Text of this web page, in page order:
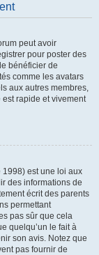
peut avoir
pour poster des
bénéficier de
comme les avatars
aux autres membres,
est rapide et vivement
est une loi aux
des informations de
écrit des parents
permettant
pas sûr que cela
quelqu’un le fait à
son avis. Notez que
pas fournir de